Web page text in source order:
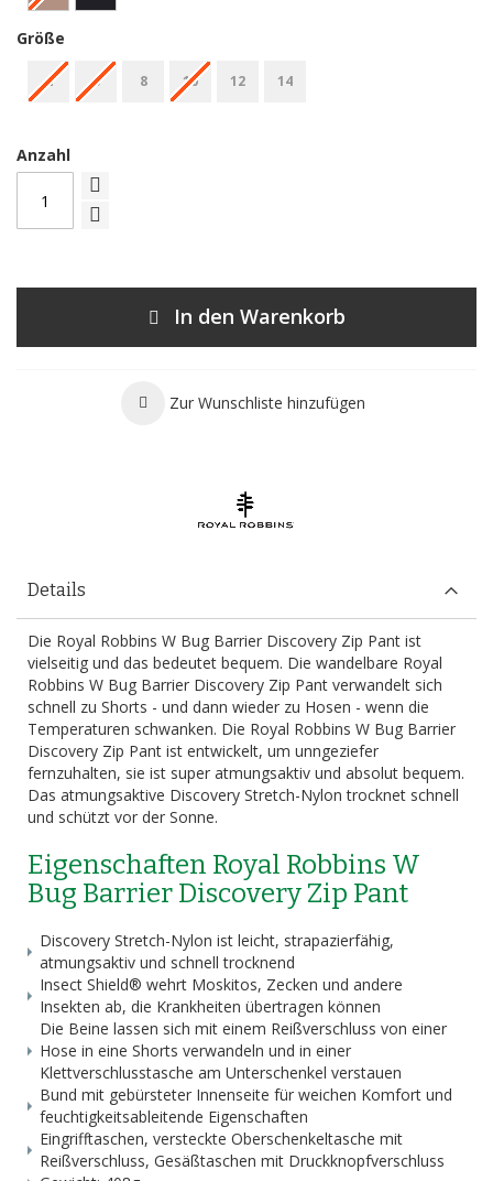
Größe
4 6 8 10 12 14
Anzahl
In den Warenkorb
Zur Wunschliste hinzufügen
Details
Die Royal Robbins W Bug Barrier Discovery Zip Pant ist
vielseitig und das bedeutet bequem. Die wandelbare Royal
Robbins W Bug Barrier Discovery Zip Pant verwandelt sich
schnell zu Shorts - und dann wieder zu Hosen - wenn die
Temperaturen schwanken. Die Royal Robbins W Bug Barrier
Discovery Zip Pant ist entwickelt, um unngeziefer
fernzuhalten, sie ist super atmungsaktiv und absolut bequem.
Das atmungsaktive Discovery Stretch-Nylon trocknet schnell
und schützt vor der Sonne.
Eigenschaften Royal Robbins W
Bug Barrier Discovery Zip Pant
Discovery Stretch-Nylon ist leicht, strapazierfähig,
atmungsaktiv und schnell trocknend
Insect Shield® wehrt Moskitos, Zecken und andere
Insekten ab, die Krankheiten übertragen können
Die Beine lassen sich mit einem Reißverschluss von einer
Hose in eine Shorts verwandeln und in einer
Klettverschlusstasche am Unterschenkel verstauen
Bund mit gebürsteter Innenseite für weichen Komfort und
feuchtigkeitsableitende Eigenschaften
Eingrifftaschen, versteckte Oberschenkeltasche mit
Reißverschluss, Gesäßtaschen mit Druckknopfverschluss